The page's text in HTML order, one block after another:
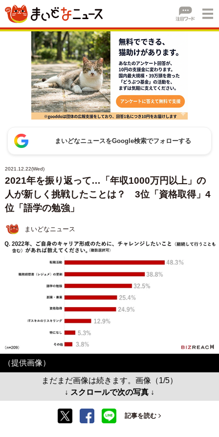
まいどなニュースをGoogle検索でフォローする
2021.12.22(Wed)
2021年を振り返って…「年収1000万円以上」の
人が新しく挑戦したことは？ 3位「資格取得」4
位「語学の勉強」
まいどなニュース
（提供画像）
まだまだ画像は続きます。画像（1/5）
↓ スクロールで次の写真 ↓
記事を読む